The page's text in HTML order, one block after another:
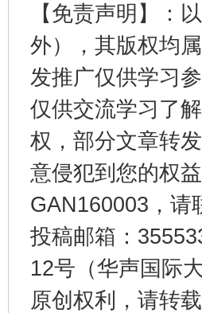
【免责声明】：
外），其版权均
发推广仅供学习
仅供交流学习了
权，部分文章转
意侵犯到您的权
GAN160003，请
投稿邮箱：
12号（华声国际
原创权利，请转